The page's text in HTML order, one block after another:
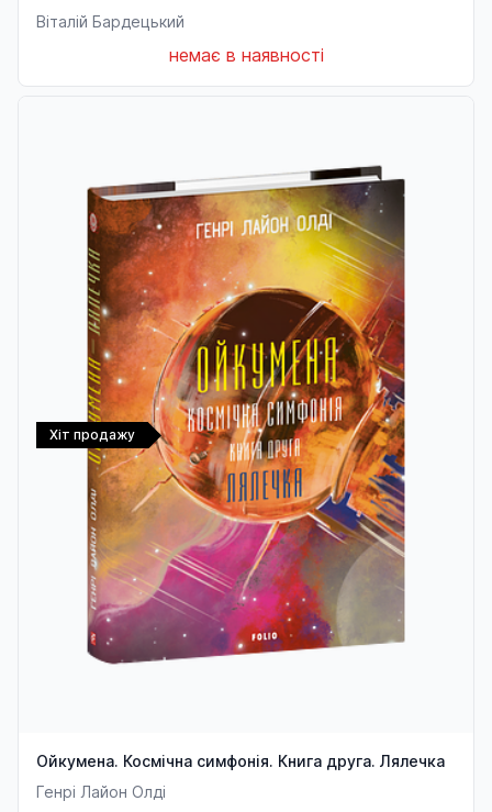
Віталій Бардецький
немає в наявності
Хіт продажу
Ойкумена. Космічна симфонія. Книга друга. Лялечка
Генрі Лайон Олді